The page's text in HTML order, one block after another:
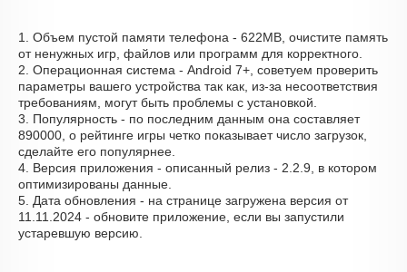
1. Объем пустой памяти телефона - 622MB, очистите память
от ненужных игр, файлов или программ для корректного.
2. Операционная система - Android 7+, советуем проверить
параметры вашего устройства так как, из-за несоответствия
требованиям, могут быть проблемы с установкой.
3. Популярность - по последним данным она составляет
890000, о рейтинге игры четко показывает число загрузок,
сделайте его популярнее.
4. Версия приложения - описанный релиз - 2.2.9, в котором
оптимизированы данные.
5. Дата обновления - на странице загружена версия от
11.11.2024 - обновите приложение, если вы запустили
устаревшую версию.